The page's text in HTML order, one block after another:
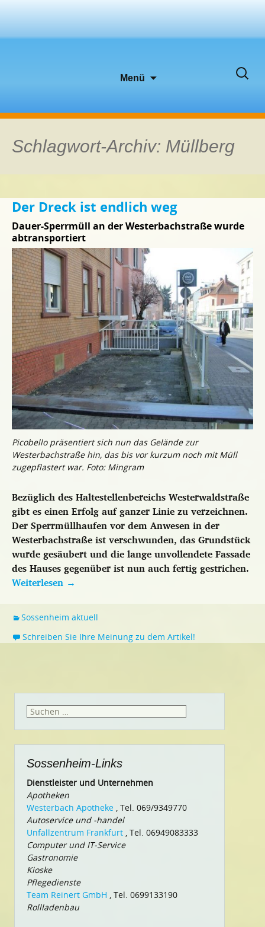
Menü
Suchen
Schlagwort-Archiv: Müllberg
Der Dreck ist endlich weg
Dauer-Sperrmüll an der Westerbachstraße wurde
abtransportiert
Picobello präsentiert sich nun das Gelände zur
Westerbachstraße hin, das bis vor kurzum noch mit Müll
zugepflastert war. Foto: Mingram
Bezüglich des Haltestellenbereichs Westerwaldstraße
gibt es einen Erfolg auf ganzer Linie zu verzeichnen.
Der Sperrmüllhaufen vor dem Anwesen in der
Westerbachstraße ist verschwunden, das Grundstück
wurde gesäubert und die lange unvollendete Fassade
des Hauses gegenüber ist nun auch fertig gestrichen.
Weiterlesen →
Sossenheim aktuell
Schreiben Sie Ihre Meinung zu dem Artikel!
Suchen
Sossenheim-Links
Dienstleister und Unternehmen
Apotheken
Westerbach Apotheke , Tel. 069/9349770
Autoservice und -handel
Unfallzentrum Frankfurt , Tel. 06949083333
Computer und IT-Service
Gastronomie
Kioske
Pflegedienste
Team Reinert GmbH , Tel. 0699133190
Rollladenbau